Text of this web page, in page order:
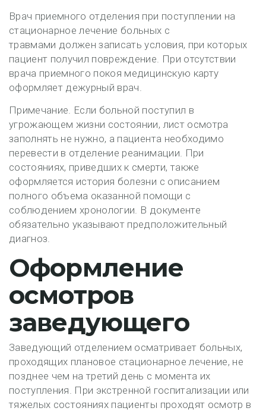
Врач приемного отделения при поступлении на
стационарное лечение больных с
травмами должен записать условия, при которых
пациент получил повреждение. При отсутствии
врача приемного покоя медицинскую карту
оформляет дежурный врач.
Примечание. Если больной поступил в
угрожающем жизни состоянии, лист осмотра
заполнять не нужно, а пациента необходимо
перевести в отделение реанимации. При
состояниях, приведших к смерти, также
оформляется история болезни с описанием
полного объема оказанной помощи с
соблюдением хронологии. В документе
обязательно указывают предположительный
диагноз.
Оформление
осмотров
заведующего
Заведующий отделением осматривает больных,
проходящих плановое стационарное лечение, не
позднее чем на третий день с момента их
поступления. При экстренной госпитализации или
тяжелых состояниях пациенты проходят осмотр в